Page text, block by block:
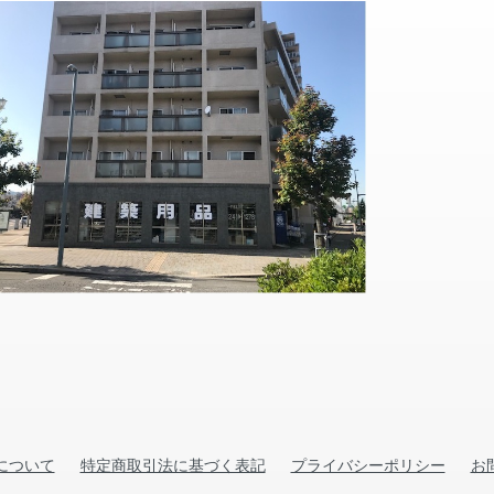
ついて 特定商取引法に基づく表記 プライバシーポリシー お